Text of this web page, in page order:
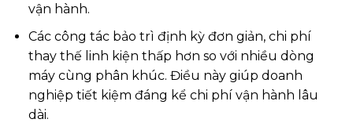
vận hành.
Các công tác bảo trì định kỳ đơn giản, chi phí
thay thế linh kiện thấp hơn so với nhiều dòng
máy cùng phân khúc. Điều này giúp doanh
nghiệp tiết kiệm đáng kể chi phí vận hành lâu
dài.